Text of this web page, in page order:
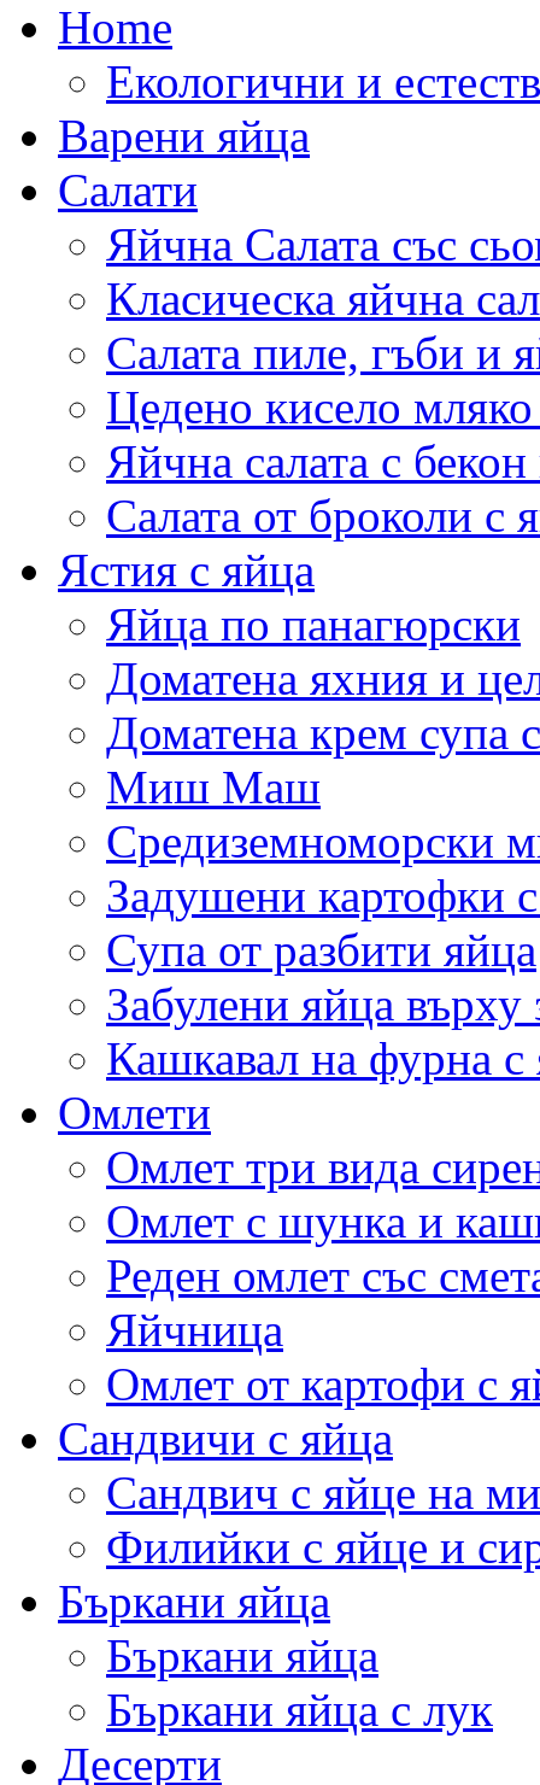
Home
Екологични и
Варени яйца
Салати
Яйчна Салата със
Класическа яйчна
Салата пиле, гъби и
Цедено кисело
Яйчна салата с
Салата от броколи с
Ястия с яйца
Яйца по панагюрски
Доматена яхния и
Доматена крем супа
Миш Маш
Средиземноморски
Задушени картофки
Супа от разбити яйца
Забулени яйца
Кашкавал на фурна с
Омлети
Омлет три вида
Омлет с шунка и
Реден омлет със
Яйчница
Омлет от картофи с
Сандвичи с яйца
Сандвич с яйце на
Филийки с яйце и
Бъркани яйца
Бъркани яйца
Бъркани яйца с лук
Десерти